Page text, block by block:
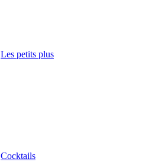
Les petits plus
Cocktails